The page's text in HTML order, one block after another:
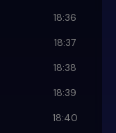
18:36
18:37
18:38
18:39
18:40